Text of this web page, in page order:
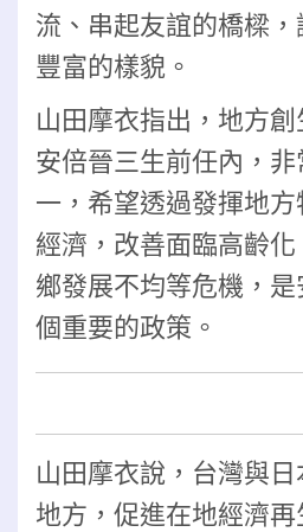
流、串起友誼的橋樑
豐富的樣貌。
山田摩衣指出，地方
安倍晉三生前任內，
一，希望透過發揮地
經濟，改善面臨高齡
鄉發展不均等危機，
個重要的政策。
山田摩衣說，台灣與
地方，促進在地經濟再